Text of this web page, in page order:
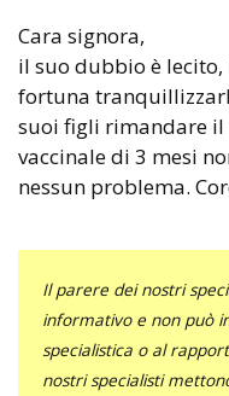
Cara signora,
il suo dubbio è lecito,
fortuna
suoi figli rimandare
vaccinale di 3 mesi
nessun problema.
Il parere dei nostri
informativo e non può
specialistica o al
nostri specialisti